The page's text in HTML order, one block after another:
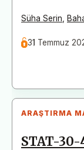
Süha Serin
31 Temmuz
ARAŞTIRMA
STAT-